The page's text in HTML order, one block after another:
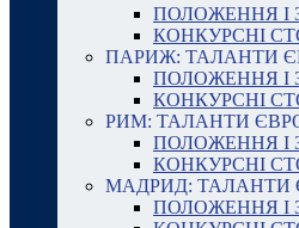
ПОЛОЖЕННЯ І
КОНКУРСНІ
ПАРИЖ: ТАЛАНТИ
ПОЛОЖЕННЯ І
КОНКУРСНІ
РИМ: ТАЛАНТИ
ПОЛОЖЕННЯ І
КОНКУРСНІ
МАДРИД: ТАЛАНТИ
ПОЛОЖЕННЯ І